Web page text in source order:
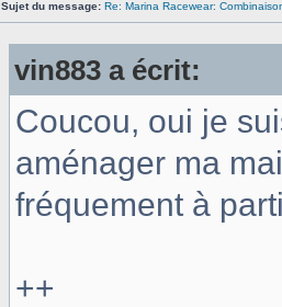
Sujet du message: Re: Marina Racewear:
vin883 a écrit:
Coucou, oui je
aménager ma
fréquement à
++